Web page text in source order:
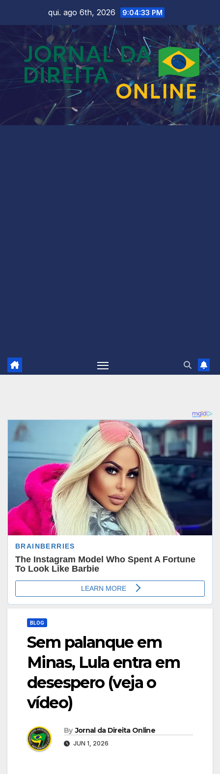
content
qui. ago 6th, 2026 9:04:35 PM
BLOG
Sem palanque em
Minas, Lula entra em
desespero (veja o
vídeo)
By Jornal da Direita Online
JUN 1, 2026